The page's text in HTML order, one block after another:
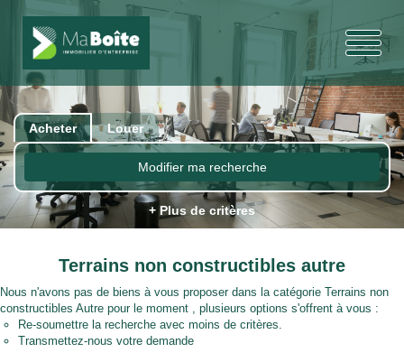
Acheter Louer
Modifier ma recherche
+ Plus de critères
Terrains non constructibles autre
Nous n'avons pas de biens à vous proposer dans la catégorie Terrains non
constructibles Autre pour le moment , plusieurs options s'offrent à vous :
Re-soumettre la recherche avec moins de critères.
Transmettez-nous votre demande